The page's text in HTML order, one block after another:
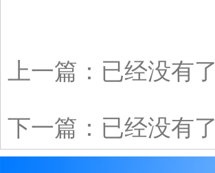
上一篇：已经没有了
下一篇：已经没有了